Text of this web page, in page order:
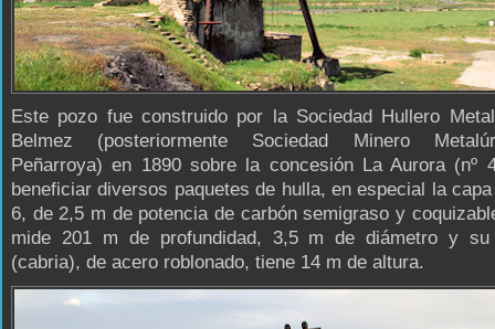
Este pozo fue construido por la Sociedad Hullero
Belmez (posteriormente Sociedad Minero
Peñarroya) en 1890 sobre la concesión La Aurora (nº
beneficiar diversos paquetes de hulla, en especial la capa
6, de 2,5 m de potencia de carbón semigraso y
mide 201 m de profundidad, 3,5 m de diámetro y su
(cabria), de acero roblonado, tiene 14 m de altura.